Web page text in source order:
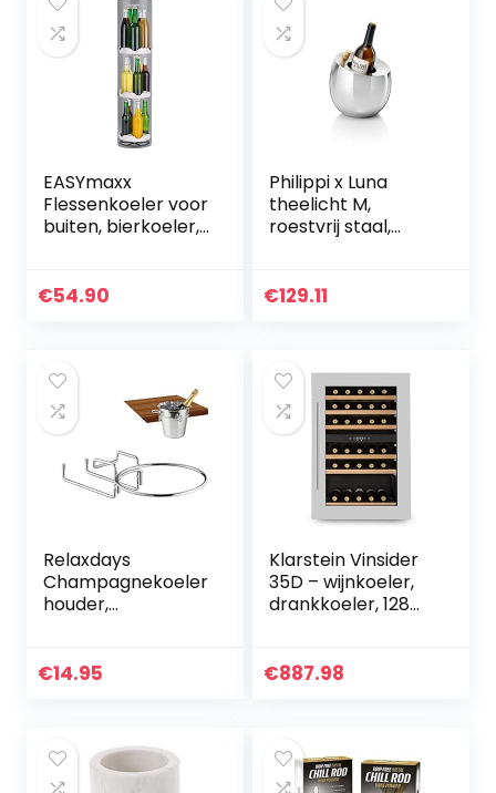
EASYmaxx
Flessenkoeler voor
buiten, bierkoeler,
tot 15 flessen,
€54.90
Philippi x Luna
theelicht M,
roestvrij staal,
€129.11
Relaxdays
Champagnekoeler
houder,
diameter van 18
€14.95
Klarstein Vinsider
35D – wijnkoeler,
drankkoeler, 128
inzetstukken, 2
€887.98